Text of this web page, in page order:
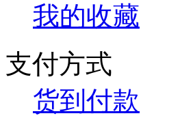
我的收藏
支付方式
货到付款